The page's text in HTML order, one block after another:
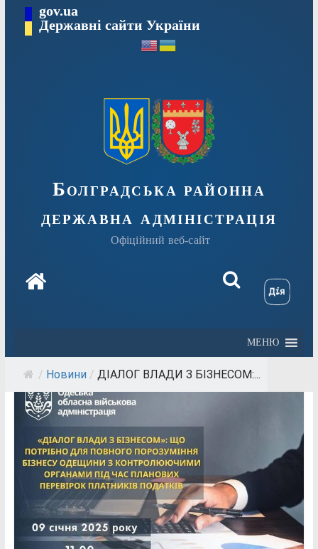
Перейтиgov.ua
Державні сайти України
Болградська районна
державна адміністрація
Офіційний веб-сайт
МЕНЮ
/ Новини / ДІАЛОГ ВЛАДИ З БІЗНЕСОМ:...